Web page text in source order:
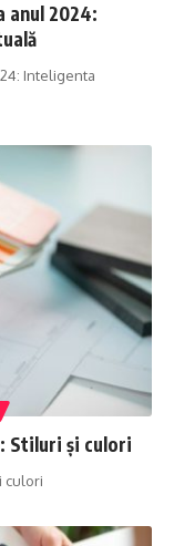
anul 2024:
Inteligenta
Stiluri și culori
culori